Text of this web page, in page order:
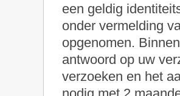
een geldig
onder vermelding
opgenomen.
antwoord op uw
verzoeken en het